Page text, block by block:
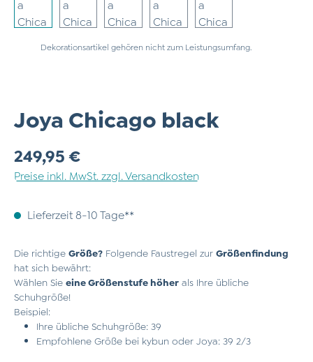
Dekorationsartikel gehören nicht zum Leistungsumfang.
Joya Chicago black
Regulärer Preis:
249,95 €
Preise inkl. MwSt. zzgl. Versandkosten
Lieferzeit 8-10 Tage**
Die richtige Größe? Folgende Faustregel zur Größenfindung
hat sich bewährt:
Wählen Sie eine Größenstufe höher als Ihre übliche
Schuhgröße!
Beispiel:
Ihre übliche Schuhgröße: 39
Empfohlene Größe bei kybun oder Joya: 39 2/3